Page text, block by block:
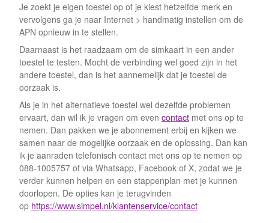
Je zoekt je eigen toestel op of je kiest hetzelfde merk en
vervolgens ga je naar Internet > handmatig instellen om de
APN opnieuw in te stellen.
Daarnaast is het raadzaam om de simkaart in een ander
toestel te testen. Mocht de verbinding wel goed zijn in het
andere toestel, dan is het aannemelijk dat je toestel de
oorzaak is.
Als je in het alternatieve toestel wel dezelfde problemen
ervaart, dan wil ik je vragen om even contact met ons op te
nemen. Dan pakken we je abonnement erbij en kijken we
samen naar de mogelijke oorzaak en de oplossing. Dan kan
ik je aanraden telefonisch contact met ons op te nemen op
088-1005757 of via Whatsapp, Facebook of X, zodat we je
verder kunnen helpen en een stappenplan met je kunnen
doorlopen. De opties kan je terugvinden
op https://www.simpel.nl/klantenservice/contact